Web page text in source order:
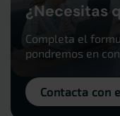
¿Necesitas
Completa el
pondremos en
Contacta con